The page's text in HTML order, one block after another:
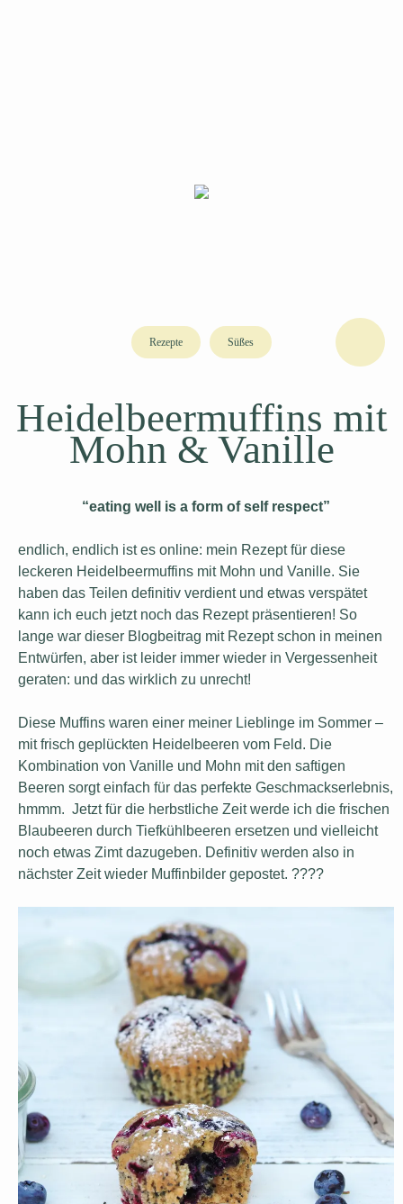
Rezepte Süßes
Heidelbeermuffins mit
Mohn & Vanille
“eating well is a form of self respect”
endlich, endlich ist es online: mein Rezept für diese
leckeren Heidelbeermuffins mit Mohn und Vanille. Sie
haben das Teilen definitiv verdient und etwas verspätet
kann ich euch jetzt noch das Rezept präsentieren! So
lange war dieser Blogbeitrag mit Rezept schon in meinen
Entwürfen, aber ist leider immer wieder in Vergessenheit
geraten: und das wirklich zu unrecht!
Diese Muffins waren einer meiner Lieblinge im Sommer –
mit frisch geplückten Heidelbeeren vom Feld. Die
Kombination von Vanille und Mohn mit den saftigen
Beeren sorgt einfach für das perfekte Geschmackserlebnis,
hmmm. Jetzt für die herbstliche Zeit werde ich die frischen
Blaubeeren durch Tiefkühlbeeren ersetzen und vielleicht
noch etwas Zimt dazugeben. Definitiv werden also in
nächster Zeit wieder Muffinbilder gepostet. ????